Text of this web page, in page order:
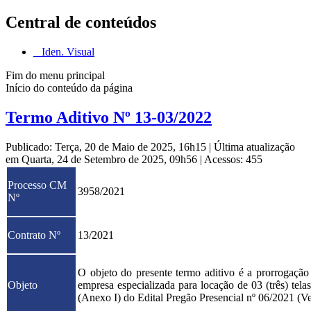
Central de conteúdos
Iden. Visual
Fim do menu principal
Início do conteúdo da página
Termo Aditivo Nº 13-03/2022
Publicado: Terça, 20 de Maio de 2025, 16h15 | Última atualização
em Quarta, 24 de Setembro de 2025, 09h56 | Acessos: 455
Processo CM
Nº
3958/2021
Contrato Nº 13/2021
Objeto
O objeto do presente termo aditivo é a
empresa especializada para locação de 03 (três)
(Anexo I) do Edital Pregão Presencial nº 06/2021